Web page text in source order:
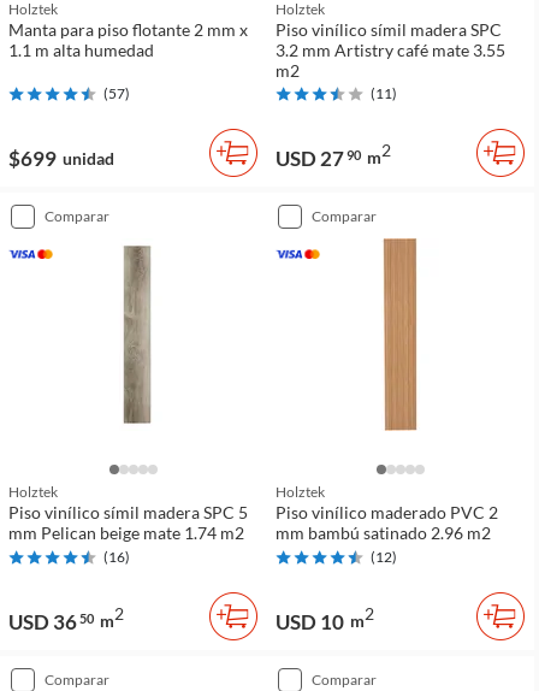
Holztek
Manta para piso flotante 2 mm x
1.1 m alta humedad
(57)
$699 unidad
Holztek
Piso vinílico símil madera SPC
3.2 mm Artistry café mate 3.55
m2
(11)
USD 2790 m2
comparar
Holztek
Piso vinílico símil madera SPC 5
mm Pelican beige mate 1.74 m2
(16)
USD 3650 m2
comparar
Holztek
Piso vinílico maderado PVC 2
mm bambú satinado 2.96 m2
(12)
USD 10 m2
comparar comparar